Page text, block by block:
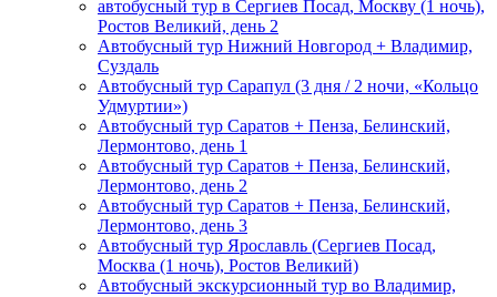
автобусный тур в Сергиев Посад, Москву (1 ночь),
Ростов Великий, день 2
Автобусный тур Нижний Новгород + Владимир,
Суздаль
Автобусный тур Сарапул (3 дня / 2 ночи, «Кольцо
Удмуртии»)
Автобусный тур Саратов + Пенза, Белинский,
Лермонтово, день 1
Автобусный тур Саратов + Пенза, Белинский,
Лермонтово, день 2
Автобусный тур Саратов + Пенза, Белинский,
Лермонтово, день 3
Автобусный тур Ярославль (Сергиев Посад,
Москва (1 ночь), Ростов Великий)
Автобусный экскурсионный тур во Владимир,